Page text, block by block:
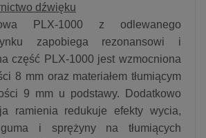
dźwięku
PLX-1000 z odlewanego
zapobiega rezonansowi i
część PLX-1000 jest wzmocniona
8 mm oraz materiałem tłumiącym
9 mm u podstawy. Dodatkowo
ramienia redukuje efekty wycia,
i sprężyny na tłumiących